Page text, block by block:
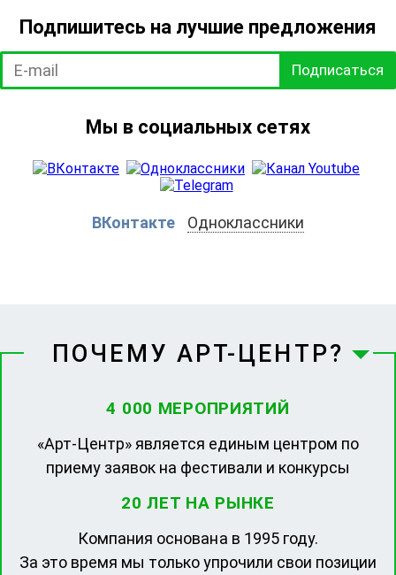
Подпишитесь на лучшие предложения
Подписаться
Мы в социальных сетях
ВКонтакте Одноклассники
ПОЧЕМУ АРТ-ЦЕНТР?
4 000 МЕРОПРИЯТИЙ
«Арт-Центр» является единым центром по
приему заявок на фестивали и конкурсы
20 ЛЕТ НА РЫНКЕ
Компания основана в 1995 году.
За это время мы только упрочили свои позиции